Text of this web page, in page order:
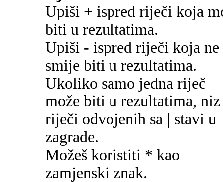
Upiši + ispred riječi koja
biti u rezultatima.
Upiši - ispred riječi koja ne
smije biti u rezultatima.
Ukoliko samo jedna riječ
može biti u rezultatima, niz
riječi odvojenih sa | stavi u
zagrade.
Možeš koristiti * kao
zamjenski znak.